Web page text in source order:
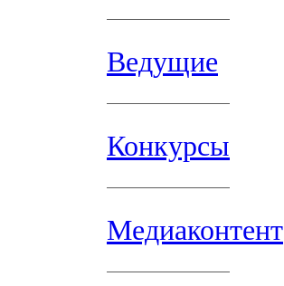
Ведущие
Конкурсы
Медиаконтент